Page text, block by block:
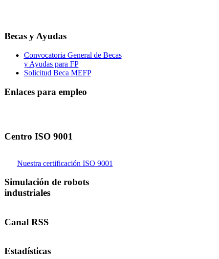
Becas y Ayudas
Convocatoria General de Becas
y Ayudas para FP
Solicitud Beca MEFP
Enlaces para empleo
Centro ISO 9001
Nuestra certificación ISO 9001
Simulación de robots
industriales
Canal RSS
Estadísticas